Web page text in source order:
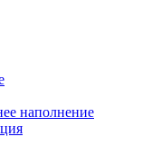
наполнение